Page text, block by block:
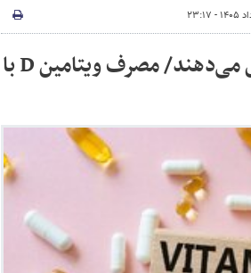
این ۴ مکمل جذب ویتامین D را افزایش می‌دهند/ مصرف ویتامین D با